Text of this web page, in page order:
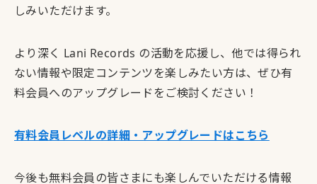
しみいただけます。
より深く Lani Records の活動を応援し、他では得られ
ない情報や限定コンテンツを楽しみたい方は、ぜひ有
料会員へのアップグレードをご検討ください！
有料会員レベルの詳細・アップグレードはこちら
今後も無料会員の皆さまにも楽しんでいただける情報